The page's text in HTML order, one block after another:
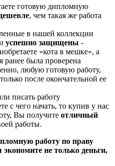
готовую дипломную
, чем такая же работа
в нашей коллекции
успешно защищены -
«кота в мешке», а
ранее была проверена
любую готовую работу,
после окончательной ее
писать работу
с чего начать, то купив у нас
Вы получите отличный
работы.
работу по праву
не только деньги,